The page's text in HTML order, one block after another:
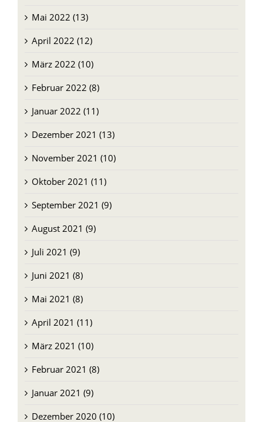
Mai 2022 (13)
April 2022 (12)
März 2022 (10)
Februar 2022 (8)
Januar 2022 (11)
Dezember 2021 (13)
November 2021 (10)
Oktober 2021 (11)
September 2021 (9)
August 2021 (9)
Juli 2021 (9)
Juni 2021 (8)
Mai 2021 (8)
April 2021 (11)
März 2021 (10)
Februar 2021 (8)
Januar 2021 (9)
Dezember 2020 (10)